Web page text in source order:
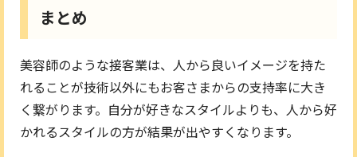
まとめ
美容師のような接客業は、人から良いイメージを持た
れることが技術以外にもお客さまからの支持率に大き
く繋がります。自分が好きなスタイルよりも、人から好
かれるスタイルの方が結果が出やすくなります。